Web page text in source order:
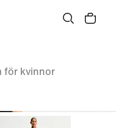
för kvinnor